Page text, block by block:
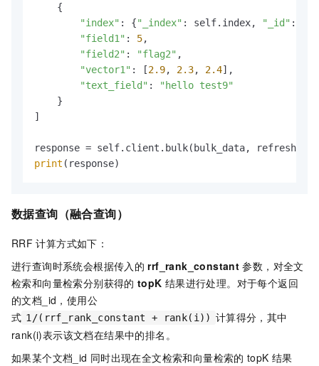
    {
"index" : {"_index" : self.index, "_id" :
"field1" : 5,
"field2" : "flag2" ,
"vector1" : [2.9, 2.3, 2.4],
"text_field" :
"hello test9"
    }
]
response = self.client.bulk(bulk_data, refresh=
print (response)
数据查询（融合查询）
RRF 计算方式如下：
进行查询时系统会根据传入的 rrf_rank_constant 参数，对全文
检索和向量检索分别获得的 topK 结果进行处理。对于每个返回
的文档_id，使用公
式 1/(rrf_rank_constant + rank(i)) 计算得分，其中
rank(i)表示该文档在结果中的排名。
如果某个文档_id 同时出现在全文检索和向量检索的 topK 结果